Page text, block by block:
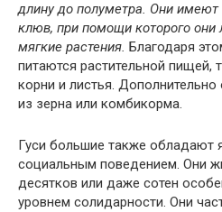
длину до полуметра. Они
клюв, при помощи которого они
мягкие растения. Благодаря
питаются растительной пищей,
корни и листья.
из зерна или комбикорма.
Гуси большие также обладают
социальным поведением. Они
десятков или даже сотен
уровнем солидарности. Они